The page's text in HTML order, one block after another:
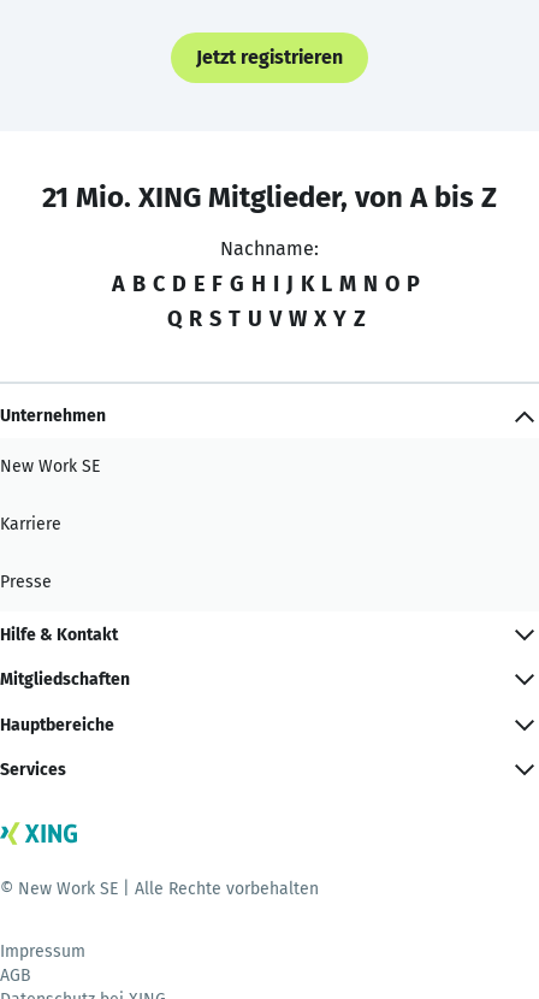
Jetzt registrieren
21 Mio. XING Mitglieder, von A bis Z
Nachname:
A B C D E F G H I J K L M N O P
Q R S T U V W X Y Z
Unternehmen
New Work SE
Karriere
Presse
Hilfe & Kontakt
Mitgliedschaften
Hauptbereiche
Services
© New Work SE | Alle Rechte vorbehalten
Impressum
AGB